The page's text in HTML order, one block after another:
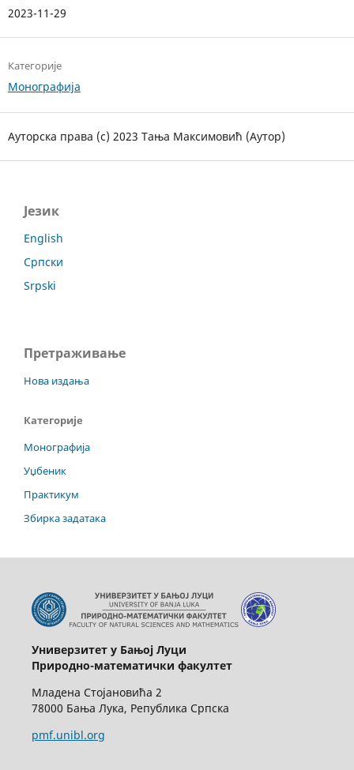
2023-11-29
Категорије
Монографија
Ауторска права (c) 2023 Тања Максимовић (Аутор)
Језик
English
Српски
Srpski
Претраживање
Нова издања
Категорије
Монографија
Уџбеник
Практикум
Збирка задатака
Универзитет у Бањој Луци
Природно-математички факултет
Младена Стојановића 2
78000 Бања Лука, Република Српска
pmf.unibl.org